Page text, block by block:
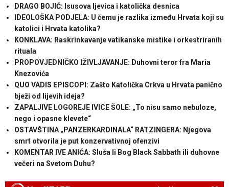
DRAGO BOJIĆ: ​Isusova ljevica i katolička desnica
IDEOLOŠKA PODJELA: U čemu je razlika između Hrvata koji su
katolici i Hrvata katolika?
KONKLAVA: Raskrinkavanje vatikanske mistike i orkestriranih
rituala
PROPOVJEDNIČKO IŽIVLJAVANJE: Duhovni teror fra Maria
Knezovića
QUO VADIS EPISCOPI: Zašto Katolička Crkva u Hrvata panično
bježi od lijevih ideja?
ZAPALJIVE LOGOREJE IVICE ŠOLE: „To nisu samo nebuloze,
nego i opasne klevete“
OSTAVŠTINA „PANZERKARDINALA“ RATZINGERA: Njegova
smrt otvorila je put konzervativnoj ofenzivi
KOMENTAR IVE ANIĆA: Sluša li Bog Black Sabbath ili duhovne
večeri na Svetom Duhu?